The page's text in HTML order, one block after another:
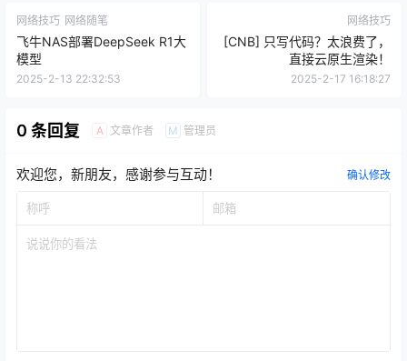
网络技巧 网络随笔
飞牛NAS部署DeepSeek R1大
模型
2025-2-13 22:32:53
网络技巧
[CNB] 只写代码？太浪费了，
直接云原生渲染！
2025-2-17 16:18:27
0 条回复 A 文章作者 M 管理员
欢迎您，新朋友，感谢参与互动！ 确认修改